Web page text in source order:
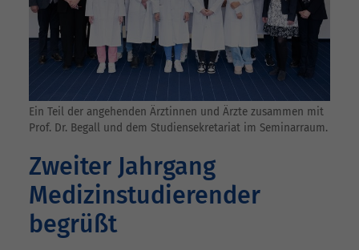
Ein Teil der angehenden Ärztinnen und Ärzte zusammen mit
Prof. Dr. Begall und dem Studiensekretariat im Seminarraum.
Zweiter Jahrgang
Medizinstudierender
begrüßt